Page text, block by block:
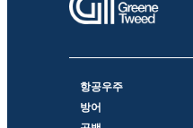
항공우주
방어